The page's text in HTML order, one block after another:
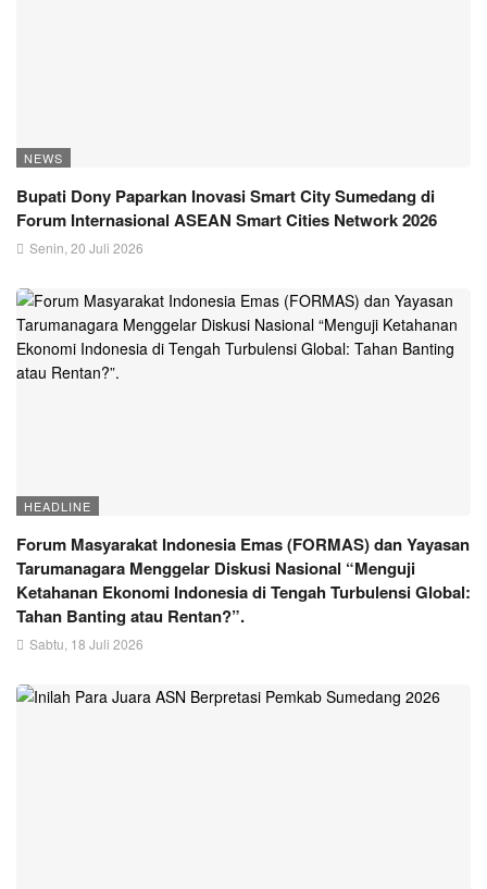
NEWS
Bupati Dony Paparkan Inovasi Smart City Sumedang di
Forum Internasional ASEAN Smart Cities Network 2026
Senin, 20 Juli 2026
HEADLINE
Forum Masyarakat Indonesia Emas (FORMAS) dan Yayasan
Tarumanagara Menggelar Diskusi Nasional “Menguji
Ketahanan Ekonomi Indonesia di Tengah Turbulensi Global:
Tahan Banting atau Rentan?”.
Sabtu, 18 Juli 2026